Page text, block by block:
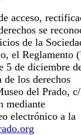
acceso,
se
de la
el Reglamento
5 de diciembre
de los derechos
del Prado,
mediante
electrónico a la